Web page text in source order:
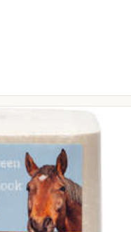
€ 13,17